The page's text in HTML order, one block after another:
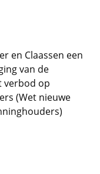
en Claassen een
van de
verbod op
(Wet nieuwe